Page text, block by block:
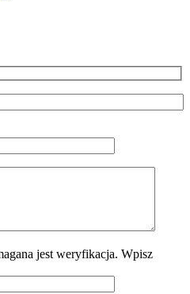
jest weryfikacja. Wpisz